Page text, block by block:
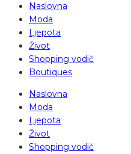
Naslovna
Moda
Ljepota
Život
Shopping vodič
Boutiques
Naslovna
Moda
Ljepota
Život
Shopping vodič